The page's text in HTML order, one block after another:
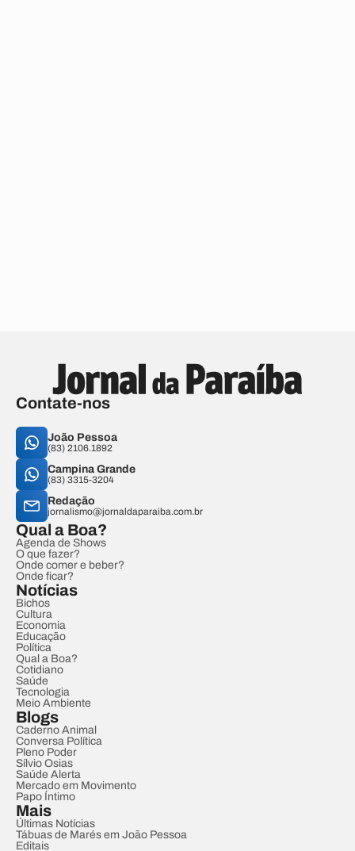
Contate-nos
João Pessoa
(83) 2106.1892
Campina Grande
(83) 3315-3204
Redação
jornalismo@jornaldaparaiba.com.br
Qual a Boa?
Agenda de Shows
O que fazer?
Onde comer e beber?
Onde ficar?
Notícias
Bichos
Cultura
Economia
Educação
Política
Qual a Boa?
Cotidiano
Saúde
Tecnologia
Meio Ambiente
Blogs
Caderno Animal
Conversa Política
Pleno Poder
Sílvio Osias
Saúde Alerta
Mercado em Movimento
Papo Íntimo
Mais
Últimas Notícias
Tábuas de Marés em João Pessoa
Editais